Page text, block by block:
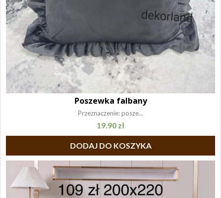
Poszewka falbany
Przeznaczenie: posze...
19.90 zł
DODAJ DO KOSZYKA